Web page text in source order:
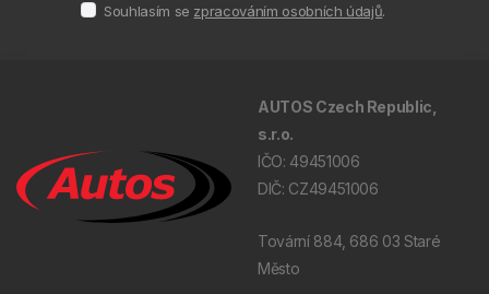
Souhlasím se zpracováním osobních údajů.
AUTOS Czech Republic,
s.r.o.
IČO: 49451006
DIČ: CZ49451006
Tovární 884, 686 03 Staré
Město